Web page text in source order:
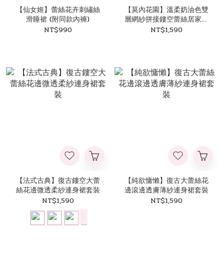
【仙女姬】蕾絲花卉刺繡絲
滑睡裙 (附同款內褲)
NT$990
【莫內花園】溫柔奶油色雙
層網紗拼接鏤空蕾絲居家睡
袍套裝
NT$1,590
【法式古典】復古鏤空大蕾
絲花邊微透柔紗連身裙套裝
NT$1,590
【純欲慵懶】復古大蕾絲花
邊滾邊透膚薄紗連身裙套裝
NT$1,590